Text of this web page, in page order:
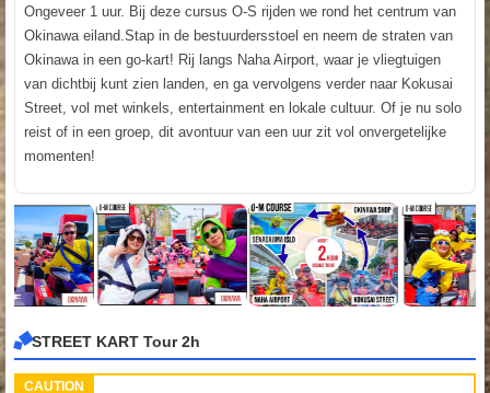
Ongeveer 1 uur. Bij deze cursus O-S rijden we rond het centrum van
Okinawa eiland.Stap in de bestuurdersstoel en neem de straten van
Okinawa in een go-kart! Rij langs Naha Airport, waar je vliegtuigen
van dichtbij kunt zien landen, en ga vervolgens verder naar Kokusai
Street, vol met winkels, entertainment en lokale cultuur. Of je nu solo
reist of in een groep, dit avontuur van een uur zit vol onvergetelijke
momenten!
STREET KART Tour 2h
CAUTION